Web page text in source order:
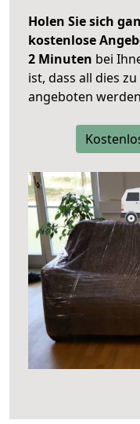
Holen Sie sich
kostenlose
2 Minuten bei
ist, dass all dies
angeboten